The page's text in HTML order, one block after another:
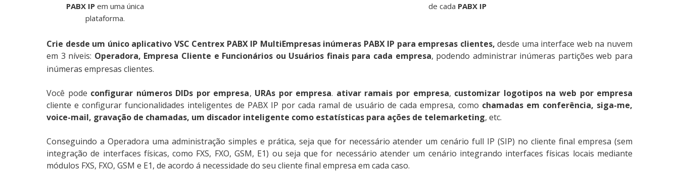
PABX IP em uma única
plataforma.
de cada PABX IP
Crie desde um único aplicativo VSC Centrex PABX IP MultiEmpresas inúmeras PABX IP para empresas clientes, desde uma interface web na nuvem
em 3 níveis: Operadora, Empresa Cliente e Funcionários ou Usuários finais para cada empresa, podendo administrar inúmeras partições web para
inúmeras empresas clientes.
Você pode configurar números DIDs por empresa, URAs por empresa. ativar ramais por empresa, customizar logotipos na web por empresa
cliente e configurar funcionalidades inteligentes de PABX IP por cada ramal de usuário de cada empresa, como chamadas em conferência, siga-me,
voice-mail, gravação de chamadas, um discador inteligente como estatísticas para ações de telemarketing, etc.
Conseguindo a Operadora uma administração simples e prática, seja que for necessário atender um cenário full IP (SIP) no cliente final empresa (sem
integração de interfaces físicas, como FXS, FXO, GSM, E1) ou seja que for necessário atender um cenário integrando interfaces físicas locais mediante
módulos FXS, FXO, GSM e E1, de acordo á necessidade do seu cliente final empresa em cada caso.